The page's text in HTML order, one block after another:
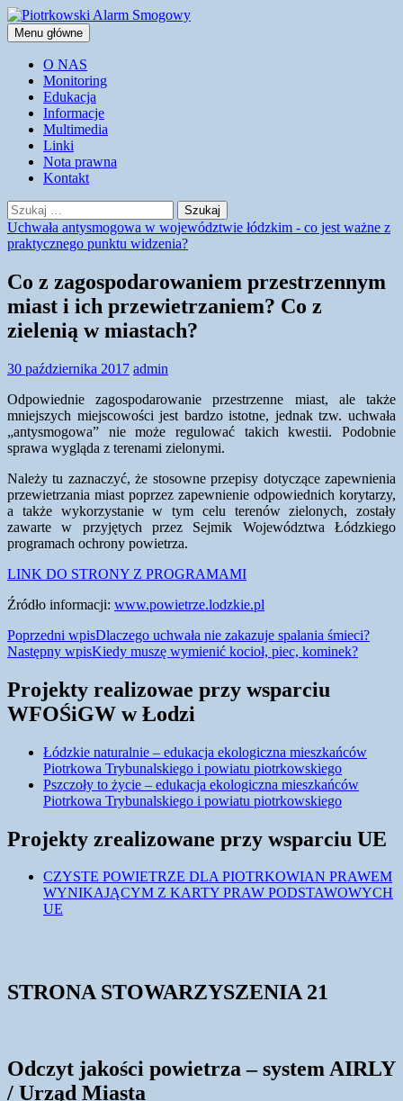
Przejdź
do
treściPiotrkowski Alarm Smogowy
Szukaj
Menu główne
O NAS
Monitoring
Edukacja
Informacje
Multimedia
Linki
Nota prawna
Kontakt
Szukaj:
Uchwała antysmogowa w województwie łódzkim - co jest ważne z
praktycznego punktu widzenia?
Co z zagospodarowaniem przestrzennym
miast i ich przewietrzaniem? Co z
zielenią w miastach?
30 października 2017 admin
Odpowiednie zagospodarowanie przestrzenne miast, ale także
mniejszych miejscowości jest bardzo istotne, jednak tzw. uchwała
„antysmogowa” nie może regulować takich kwestii. Podobnie
sprawa wygląda z terenami zielonymi.
Należy tu zaznaczyć, że stosowne przepisy dotyczące zapewnienia
przewietrzania miast poprzez zapewnienie odpowiednich korytarzy,
a także wykorzystanie w tym celu terenów zielonych, zostały
zawarte w przyjętych przez Sejmik Województwa Łódzkiego
programach ochrony powietrza.
LINK DO STRONY Z PROGRAMAMI
Źródło informacji: www.powietrze.lodzkie.pl
Nawigacja
wpisu
Poprzedni wpisDlaczego uchwała nie zakazuje spalania śmieci?
Następny wpisKiedy muszę wymienić kocioł, piec, kominek?
Projekty realizowae przy wsparciu
WFOŚiGW w Łodzi
Łódzkie naturalnie – edukacja ekologiczna mieszkańców
Piotrkowa Trybunalskiego i powiatu piotrkowskiego
Pszczoły to życie – edukacja ekologiczna mieszkańców
Piotrkowa Trybunalskiego i powiatu piotrkowskiego
Projekty zrealizowane przy wsparciu UE
CZYSTE POWIETRZE DLA PIOTRKOWIAN PRAWEM
WYNIKAJĄCYM Z KARTY PRAW PODSTAWOWYCH
UE
STRONA STOWARZYSZENIA 21
Odczyt jakości powietrza – system AIRLY
/ Urząd Miasta